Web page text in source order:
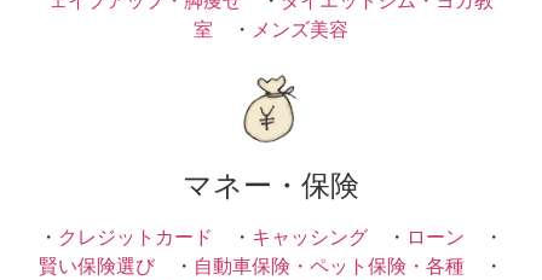
室 ・ メンズ美容
マネー・保険
・ クレジットカード ・ キャッシング ・ ローン ・
賢い保険選び ・ 自動車保険・ペット保険・各種 ・